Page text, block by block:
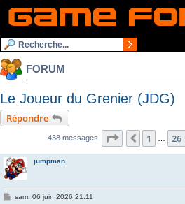
FORUM
Le Joueur du Grenier (JDG)
Répondre
438 messages Page 30 sur 30
Précédente
1 … 26
jumpman
Msam. 06 juin 2026 21:11